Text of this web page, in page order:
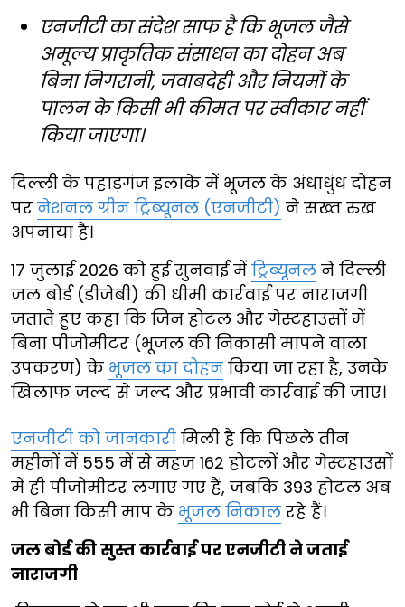
एनजीटी का संदेश साफ है कि भूजल जैसे
अमूल्य प्राकृतिक संसाधन का दोहन अब
बिना निगरानी, जवाबदेही और नियमों के
पालन के किसी भी कीमत पर स्वीकार नहीं
किया जाएगा।
दिल्ली के पहाड़गंज इलाके में भूजल के अंधाधुंध दोहन
पर नेशनल ग्रीन ट्रिब्यूनल (एनजीटी) ने सख्त रुख
अपनाया है।
17 जुलाई 2026 को हुई सुनवाई में ट्रिब्यूनल ने दिल्ली
जल बोर्ड (डीजेबी) की धीमी कार्रवाई पर नाराजगी
जताते हुए कहा कि जिन होटल और गेस्टहाउसों में
बिना पीजोमीटर (भूजल की निकासी मापने वाला
उपकरण) के भूजल का दोहन किया जा रहा है, उनके
खिलाफ जल्द से जल्द और प्रभावी कार्रवाई की जाए।
एनजीटी को जानकारी मिली है कि पिछले तीन
महीनों में 555 में से महज 162 होटलों और गेस्टहाउसों
में ही पीजोमीटर लगाए गए हैं, जबकि 393 होटल अब
भी बिना किसी माप के भूजल निकाल रहे हैं।
जल बोर्ड की सुस्त कार्रवाई पर एनजीटी ने जताई
नाराजगी